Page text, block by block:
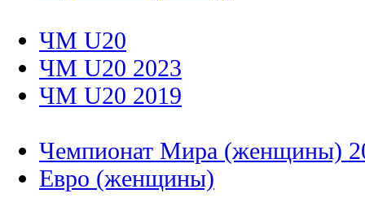
ЧМ U20
ЧМ U20 2023
ЧМ U20 2019
Чемпионат Мира (женщины)
Евро (женщины)